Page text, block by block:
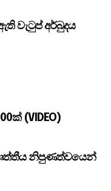
වැටුප් අර්බුදය
(VIDEO)
නිපුණත්වයෙන්